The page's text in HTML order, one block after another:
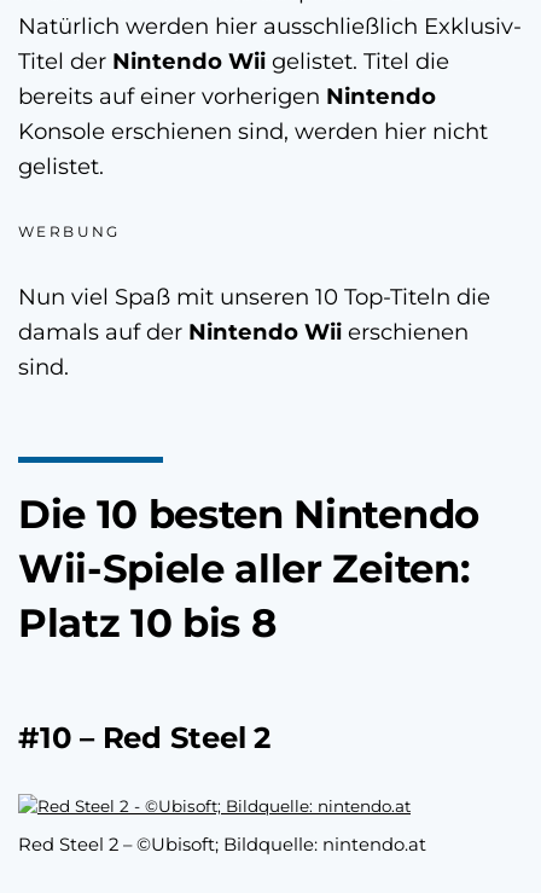
Natürlich werden hier ausschließlich Exklusiv-
Titel der Nintendo Wii gelistet. Titel die
bereits auf einer vorherigen Nintendo
Konsole erschienen sind, werden hier nicht
gelistet.
WERBUNG
Nun viel Spaß mit unseren 10 Top-Titeln die
damals auf der Nintendo Wii erschienen
sind.
Die 10 besten Nintendo
Wii-Spiele aller Zeiten:
Platz 10 bis 8
#10 – Red Steel 2
Red Steel 2 – ©Ubisoft; Bildquelle: nintendo.at